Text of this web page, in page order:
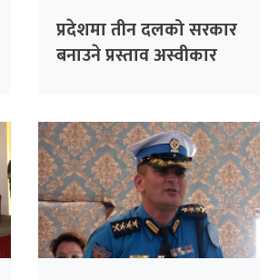
प्रदेशमा तीन दलको सरकार
बनाउने प्रस्ताव अस्वीकार